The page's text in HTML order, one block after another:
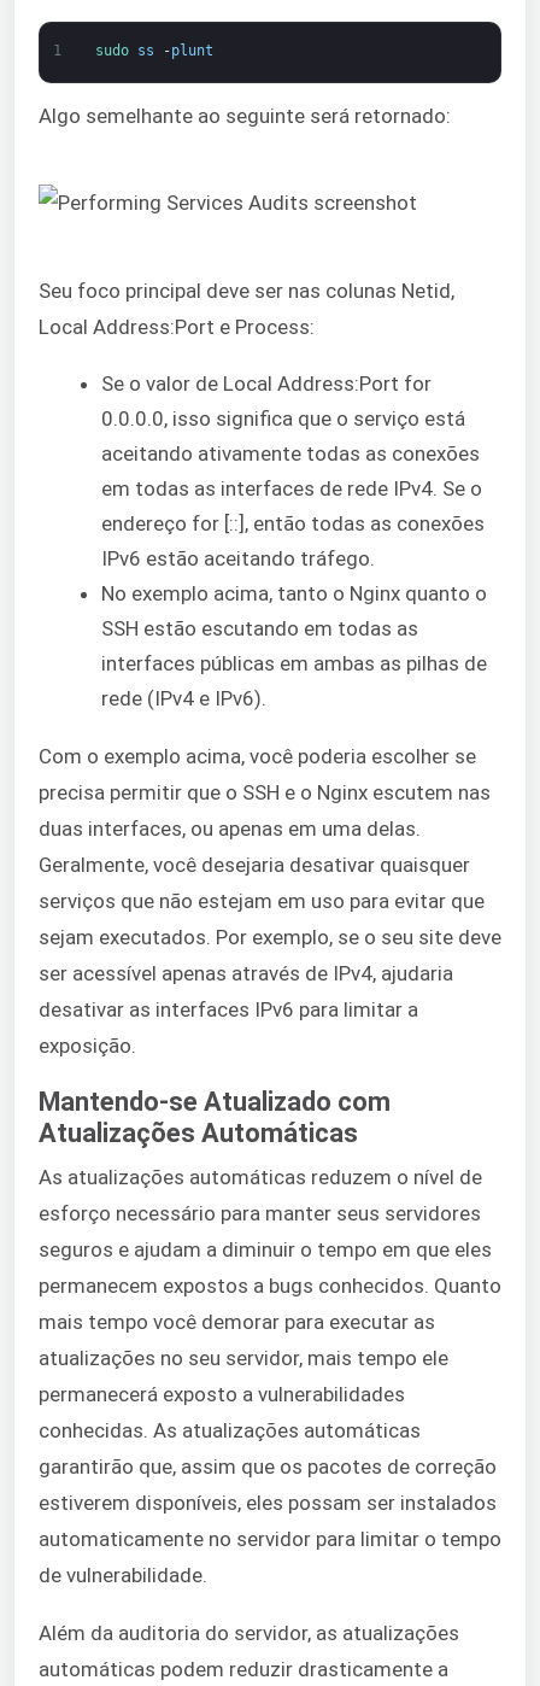
1 sudo ss -plunt
Algo semelhante ao seguinte será retornado:
Seu foco principal deve ser nas colunas Netid,
Local Address:Port e Process:
Se o valor de Local Address:Port for
0.0.0.0, isso significa que o serviço está
aceitando ativamente todas as conexões
em todas as interfaces de rede IPv4. Se o
endereço for [::], então todas as conexões
IPv6 estão aceitando tráfego.
No exemplo acima, tanto o Nginx quanto o
SSH estão escutando em todas as
interfaces públicas em ambas as pilhas de
rede (IPv4 e IPv6).
Com o exemplo acima, você poderia escolher se
precisa permitir que o SSH e o Nginx escutem nas
duas interfaces, ou apenas em uma delas.
Geralmente, você desejaria desativar quaisquer
serviços que não estejam em uso para evitar que
sejam executados. Por exemplo, se o seu site deve
ser acessível apenas através de IPv4, ajudaria
desativar as interfaces IPv6 para limitar a
exposição.
Mantendo-se Atualizado com
Atualizações Automáticas
As atualizações automáticas reduzem o nível de
esforço necessário para manter seus servidores
seguros e ajudam a diminuir o tempo em que eles
permanecem expostos a bugs conhecidos. Quanto
mais tempo você demorar para executar as
atualizações no seu servidor, mais tempo ele
permanecerá exposto a vulnerabilidades
conhecidas. As atualizações automáticas
garantirão que, assim que os pacotes de correção
estiverem disponíveis, eles possam ser instalados
automaticamente no servidor para limitar o tempo
de vulnerabilidade.
Além da auditoria do servidor, as atualizações
automáticas podem reduzir drasticamente a